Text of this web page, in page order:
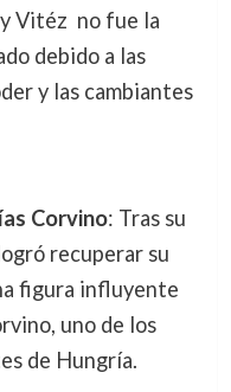
Vitéz no fue la
debido a las
y las cambiantes
Corvino: Tras su
recuperar su
figura influyente
uno de los
de Hungría.